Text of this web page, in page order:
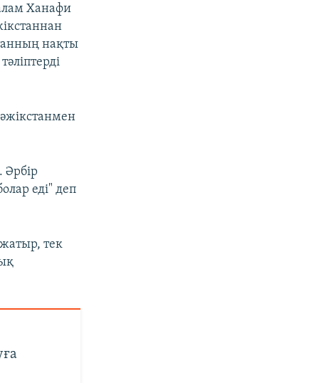
Ханафи
нақты
Әрбір
еді" деп
тек